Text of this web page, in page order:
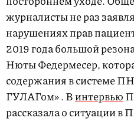
журналисты не раз
нарушениях прав
2019 года большой
Нюты Федермесер,
содержания в системе
ГУЛАГом» . Винтервью
рассказала о ситуации